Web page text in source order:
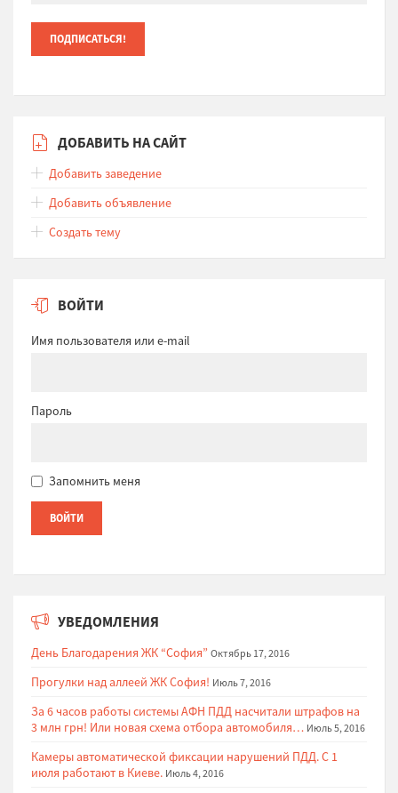
ДОБАВИТЬ НА САЙТ
Добавить заведение
Добавить объявление
Создать тему
ВОЙТИ
Имя пользователя или e-mail
Пароль
Запомнить меня
УВЕДОМЛЕНИЯ
День Благодарения ЖК “София” Октябрь 17, 2016
Прогулки над аллеей ЖК София! Июль 7, 2016
За 6 часов работы системы АФН ПДД насчитали штрафов на
3 млн грн! Или новая схема отбора автомобиля… Июль 5, 2016
Камеры автоматической фиксации нарушений ПДД. С 1
июля работают в Киеве. Июль 4, 2016